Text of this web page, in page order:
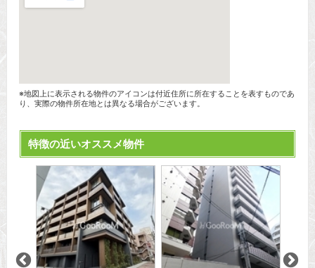
※地図上に表示される物件のアイコンは付近住所に所在することを表すものであ
り、実際の物件所在地とは異なる場合がございます。
特徴の近いオススメ物件